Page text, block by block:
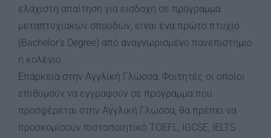
ελάχιστη απαίτηση για εισδοχή σε πρόγραμμα
μεταπτυχιακών σπουδών, είναι ένα πρώτο πτυχίο
(Bachelor’s Degree) από αναγνωρισμένο πανεπιστήμιο
ή κολέγιο.
Επάρκεια στην Αγγλική Γλώσσα: Φοιτητές οι οποίοι
επιθυμούν να εγγραφούν σε πρόγραμμα που
προσφέρεται στην Αγγλική Γλώσσα, θα πρέπει να
προσκομίσουν πιστοποιητικό TOEFL, IGCSE, IELTS